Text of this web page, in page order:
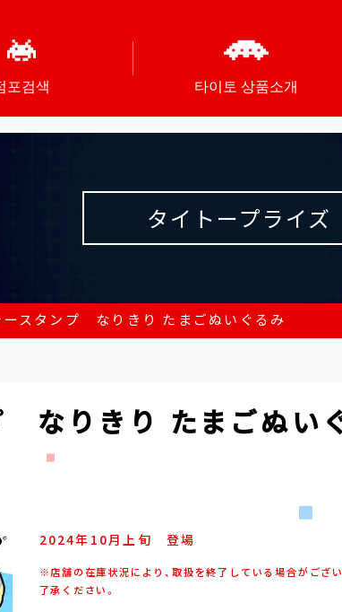
포검색 타이토 상품소개
タイトープライズ
ースタンプ なりきり たまごぬいぐるみ
なりきり たまごぬい
2024年 10月上旬 登場
※店舗の在庫状況により、取扱を終了している場合がござ
了承ください。